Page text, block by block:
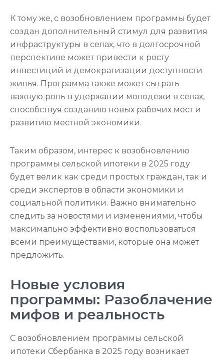
К тому же, с возобновлением программы будет
создан дополнительный стимул для развития
инфраструктуры в селах, что в долгосрочной
перспективе может привести к росту
инвестиций и демократизации доступности
жилья. Программа также может сыграть
важную роль в удержании молодежи в селах,
способствуя созданию новых рабочих мест и
развитию местной экономики.
Таким образом, интерес к возобновлению
программы сельской ипотеки в 2025 году
будет велик как среди простых граждан, так и
среди экспертов в области экономики и
социальной политики. Важно внимательно
следить за новостями и изменениями, чтобы
максимально эффективно воспользоваться
всеми преимуществами, которые она может
предложить.
Новые условия
программы: Разоблачение
мифов и реальность
С возобновлением программы сельской
ипотеки Сбербанка в 2025 году возникает